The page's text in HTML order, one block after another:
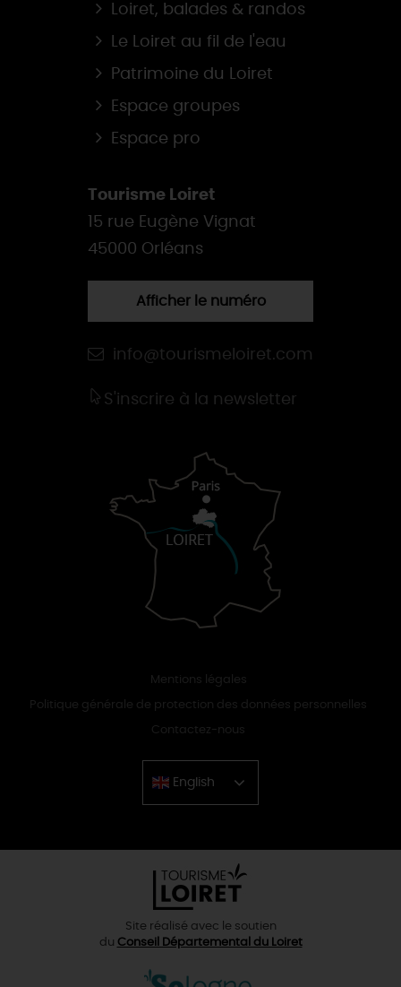
Loiret, balades & randos
Le Loiret au fil de l'eau
Patrimoine du Loiret
Espace groupes
Espace pro
Tourisme Loiret
15 rue Eugène Vignat
45000 Orléans
Afficher le numéro
info@tourismeloiret.com
S'inscrire à la newsletter
Mentions légales
Politique générale de protection des données personnelles
Contactez-nous
English
Chinese
Site réalisé avec le soutien
du Conseil Départemental du Loiret